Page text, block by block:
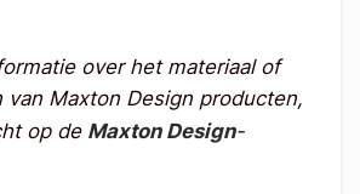
over het materiaal of
Maxton Design producten,
op de Maxton Design-